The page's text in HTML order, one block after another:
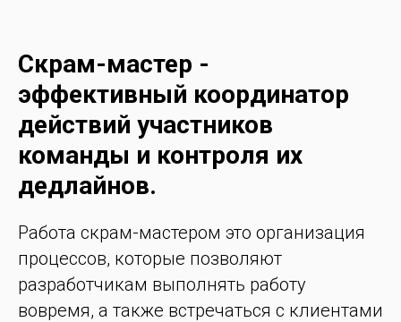
Скрам-мастер -
эффективный координатор
действий участников
команды и контроля их
дедлайнов.
Работа скрам-мастером это организация
процессов, которые позволяют
разработчикам выполнять работу
вовремя, а также встречаться с клиентами